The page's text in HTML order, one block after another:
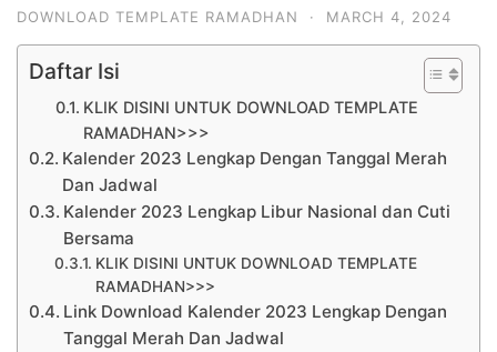
DOWNLOAD TEMPLATE RAMADHAN · MARCH 4, 2024
Daftar Isi
KLIK DISINI UNTUK DOWNLOAD TEMPLATE
RAMADHAN>>>
Kalender 2023 Lengkap Dengan Tanggal Merah
Dan Jadwal
Kalender 2023 Lengkap Libur Nasional dan Cuti
Bersama
KLIK DISINI UNTUK DOWNLOAD TEMPLATE
RAMADHAN>>>
Link Download Kalender 2023 Lengkap Dengan
Tanggal Merah Dan Jadwal